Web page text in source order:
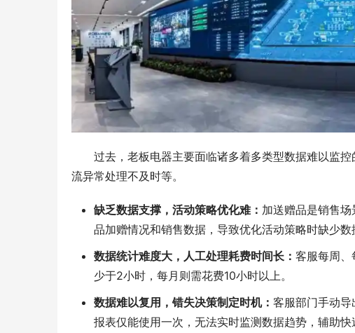
过去，老板电器主要面临诸多着多类型数据难以监
流异常处理不及时等。
缺乏数据支撑，活动策略优化难： 加送赠品是销售
品加赠情况和销售数据，导致优化活动策略时缺少数
数据统计难度大，人工处理耗费时间长： 客服每周、
少于2小时，每月则需花费10小时以上。
数据难以复用，错失决策制定时机： 客服部门手动
报表仅能使用一次，无法实时监测数据趋势，辅助快